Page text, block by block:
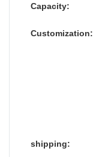
Capacity:
Customization:
shipping: